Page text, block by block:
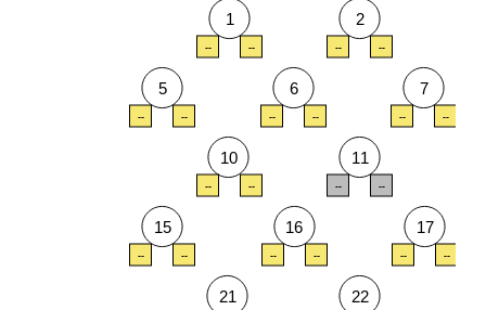
1 2
6 7
10 11
15 16 17
21 22
5
-- --
-- -- -- --
-- -- -- --
-- -- -- --
-- -- -- -- -- --